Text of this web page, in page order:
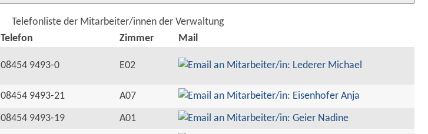
Telefonliste der Mitarbeiter/innen der Verwaltung
Telefon Zimmer
Mail
08454 9493-0 E02
08454 9493-21
A07
08454 9493-19
A01